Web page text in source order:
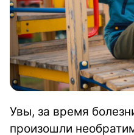
Увы, за время
произошли